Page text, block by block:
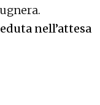
nell’attesa